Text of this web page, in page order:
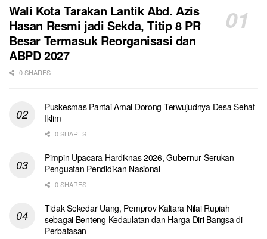
Wali Kota Tarakan Lantik Abd. Azis
Hasan Resmi jadi Sekda, Titip 8 PR
Besar Termasuk Reorganisasi dan
ABPD 2027
0 SHARES
Puskesmas Pantai Amal Dorong Terwujudnya Desa Sehat
Iklim
0 SHARES
Pimpin Upacara Hardiknas 2026, Gubernur Serukan
Penguatan Pendidikan Nasional
0 SHARES
Tidak Sekedar Uang, Pemprov Kaltara Nilai Rupiah
sebagai Benteng Kedaulatan dan Harga Diri Bangsa di
Perbatasan